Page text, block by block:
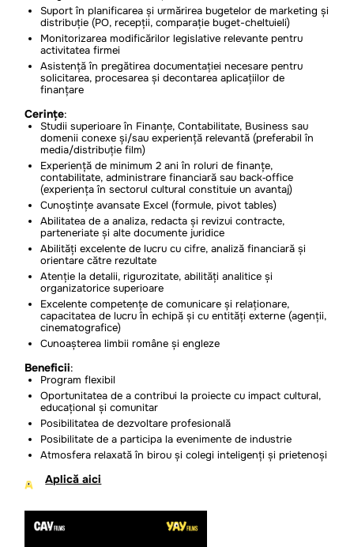
Suport în planificarea și urmărirea bugetelor de marketing și
distribuție (PO, recepții, comparație buget-cheltuieli)
Monitorizarea modificărilor legislative relevante pentru
activitatea firmei
Asistență în pregătirea documentației necesare pentru
solicitarea, procesarea și decontarea aplicațiilor de
finanțare
Cerințe:
Studii superioare în Finanțe, Contabilitate, Business sau
domenii conexe și/sau experiență relevantă (preferabil în
media/distribuție film)
Experiență de minimum 2 ani în roluri de finanțe,
contabilitate, administrare financiară sau back‑office
(experiența în sectorul cultural constituie un avantaj)
Cunoștințe avansate Excel (formule, pivot tables)
Abilitatea de a analiza, redacta și revizui contracte,
parteneriate și alte documente juridice
Abilități excelente de lucru cu cifre, analiză financiară și
orientare către rezultate
Atenție la detalii, rigurozitate, abilități analitice și
organizatorice superioare
Excelente competențe de comunicare și relaționare,
capacitatea de lucru în echipă și cu entități externe (agenții,
cinematografice)
Cunoașterea limbii române și engleze
Beneficii:
Program flexibil
Oportunitatea de a contribui la proiecte cu impact cultural,
educațional și comunitar
Posibilitatea de dezvoltare profesională
Posibilitate de a participa la evenimente de industrie
Atmosfera relaxată în birou și colegi inteligenți și prietenoși
Aplică aici